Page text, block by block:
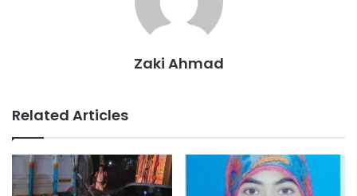
Zaki Ahmad
Related Articles